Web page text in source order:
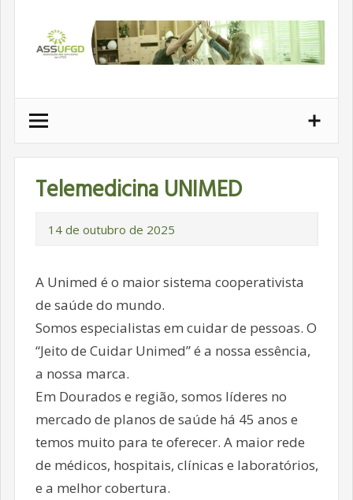
conteúdo
Telemedicina UNIMED
14 de outubro de 2025
A Unimed é o maior sistema cooperativista
de saúde do mundo.
Somos especialistas em cuidar de pessoas. O
“Jeito de Cuidar Unimed” é a nossa essência,
a nossa marca.
Em Dourados e região, somos líderes no
mercado de planos de saúde há 45 anos e
temos muito para te oferecer. A maior rede
de médicos, hospitais, clínicas e laboratórios,
e a melhor cobertura.